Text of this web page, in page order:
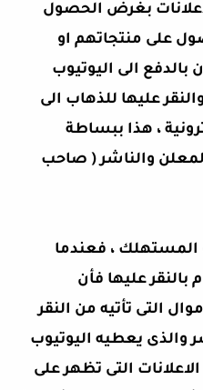
بغرض الحصول
على منتجاتهم او
الى اليوتيوب
عليها للذهاب الى
، هذا ببساطة
والناشر ( صاحب
المستهلك ، فعندما
بالنقر عليها فأن
التى تأتيه من النقر
والذى يعطيه اليوتيوب
التى تظهر على